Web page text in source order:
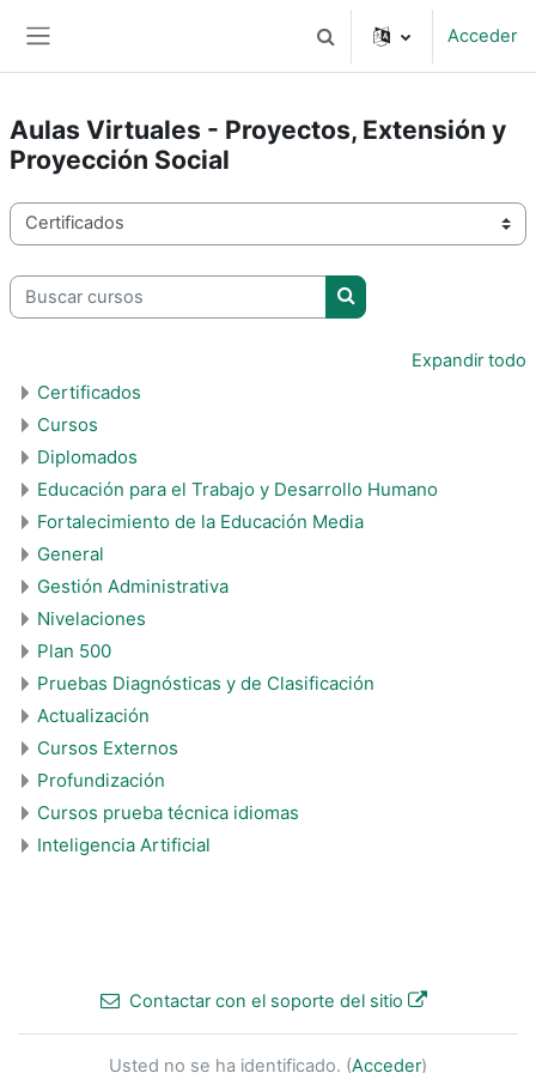
Selector de búsqueda de
Acceder
Aulas Virtuales - Proyectos, Extensión y
Proyección Social
Categorías
Buscar cursos
Buscar cursos
Expandir todo
Certificados
Cursos
Diplomados
Educación para el Trabajo y Desarrollo Humano
Fortalecimiento de la Educación Media
General
Gestión Administrativa
Nivelaciones
Plan 500
Pruebas Diagnósticas y de Clasificación
Actualización
Cursos Externos
Profundización
Cursos prueba técnica idiomas
Inteligencia Artificial
Contactar con el soporte del sitio
Usted no se ha identificado. (Acceder)